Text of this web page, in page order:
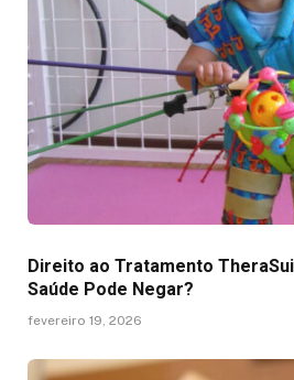
Direito ao Tratamento
Saúde Pode Negar?
fevereiro 19, 2026